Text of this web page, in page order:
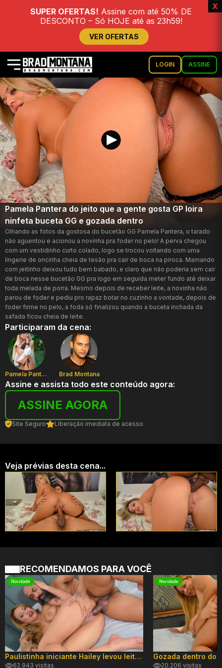
SUPER OFERTAS! Assine com até 50% DE
DESCONTO – Só HOJE até as 23h59!
VER OFERTAS
x
LOGIN ASSINE
Pamela Pantera do jeito que a gente gosta GP loira
ninfeta buceta GG e gozada dentro
Olhando as fotos da gostosa do bucetão GG Pamela Pantera, o tarado
não aguentou e acionou a novinha pra foder no pelo! A perva chegou
com um vestidinho curto colado, logo se trocou voltando com uma
lingerie de oncinha cheia de tesão pra cair de boca na piroca. Mamando
com jeitinho deixou tudo bem babado, e claro que não poderia sem cair
de boca nesse bucetão GG pra logo em seguida meter fundo até deixar
toda melada de porra. Mesmo depois de receber leite, a novinha não
parou de foder e pediu pro rapaz botar no cuzinho a vontade, depois de
foder firme no pelo, a foda só finalizou quando a buceta inchada da
safada ficou cheia de leite.
Participaram da cena:
Pamela Pantera Brad Montana
Assine e assista todo este conteúdo agora:
ASSINE AGORA
Site Seguro Liberação imediata de acesso
Veja prévias desta cena...
RECOMENDAMOS PARA VOCÊ
Novidade
Paulistinha iniciante Hailey levou leite no cuzinho!
62.943 visitas
Novidade
20.206 visitas